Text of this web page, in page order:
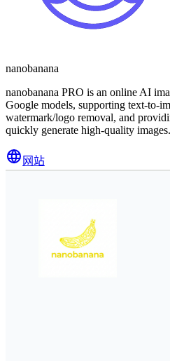
nanobanana
nanobanana PRO is an online AI
Google models, supporting text-to-
watermark/logo removal, and
quickly generate high-quality images.
网站